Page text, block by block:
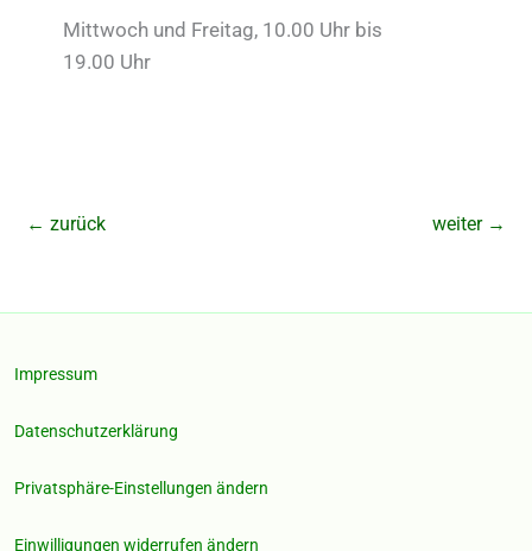
Mittwoch und Freitag, 10.00 Uhr bis
19.00 Uhr
← zurück weiter →
Impressum
Datenschutzerklärung
Privatsphäre-Einstellungen ändern
Einwilligungen widerrufen ändern